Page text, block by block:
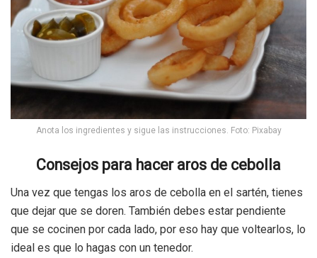
Anota los ingredientes y sigue las instrucciones. Foto: Pixabay
Consejos para hacer aros de cebolla
Una vez que tengas los aros de cebolla en el sartén, tienes
que dejar que se doren. También debes estar pendiente
que se cocinen por cada lado, por eso hay que voltearlos, lo
ideal es que lo hagas con un tenedor.